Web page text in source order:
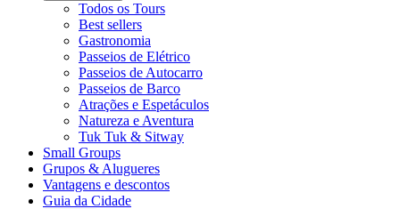
Todos os Tours
Best sellers
Gastronomia
Passeios de Elétrico
Passeios de Autocarro
Passeios de Barco
Atrações e Espetáculos
Natureza e Aventura
Tuk Tuk & Sitway
Small Groups
Grupos & Alugueres
Vantagens e descontos
Guia da Cidade